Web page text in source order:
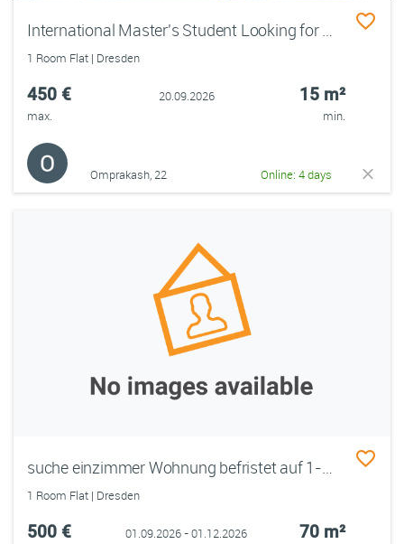
International Master's Student Looking for a Room
1 Room Flat | Dresden
450 €
max.
20.09.2026 15 m²
min.
Omprakash, 22 Online: 4 days
suche einzimmer Wohnung befristet auf 1-3 monaten
1 Room Flat | Dresden
500 € 01.09.2026 - 01.12.2026 70 m²